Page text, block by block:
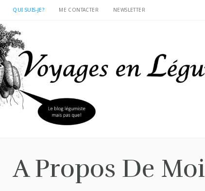
QUI SUIS-JE? ME CONTACTER NEWSLETTER
A Propos De Moi